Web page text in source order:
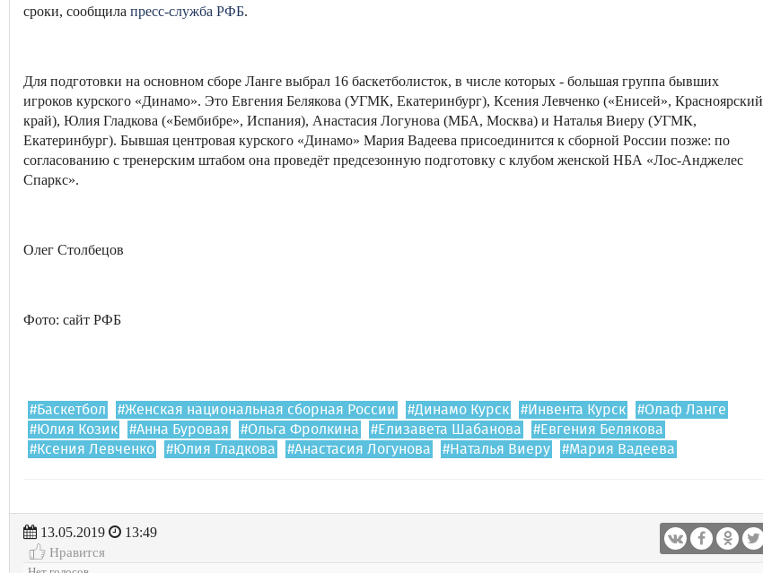
сроки, сообщила пресс-служба РФБ.
Для подготовки на основном сборе Ланге выбрал 16 баскетболисток, в числе которых - большая группа бывших
игроков курского «Динамо». Это Евгения Белякова (УГМК, Екатеринбург), Ксения Левченко («Енисей», Красноярский
край), Юлия Гладкова («Бембибре», Испания), Анастасия Логунова (МБА, Москва) и Наталья Виеру (УГМК,
Екатеринбург). Бывшая центровая курского «Динамо» Мария Вадеева присоединится к сборной России позже: по
согласованию с тренерским штабом она проведёт предсезонную подготовку с клубом женской НБА «Лос-Анджелес
Спаркс».
Олег Столбецов
Фото: сайт РФБ
#Баскетбол #Женская национальная сборная России #Динамо Курск #Инвента Курск
#Олаф Ланге
#Юлия Козик
#Анна Буровая #Ольга Фролкина #Елизавета Шабанова
#Евгения Белякова
#Ксения Левченко
#Юлия Гладкова #Анастасия Логунова #Наталья Виеру #Мария Вадеева
13.05.2019
13:49
Нравится